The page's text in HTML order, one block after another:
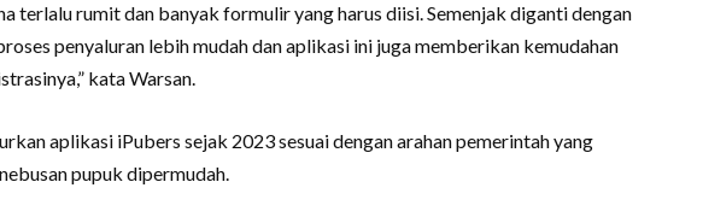
terlalu rumit dan banyak formulir yang harus diisi. Semenjak diganti dengan
penyaluran lebih mudah dan aplikasi ini juga memberikan kemudahan
kata Warsan.
aplikasi iPubers sejak 2023 sesuai dengan arahan pemerintah yang
pupuk dipermudah.